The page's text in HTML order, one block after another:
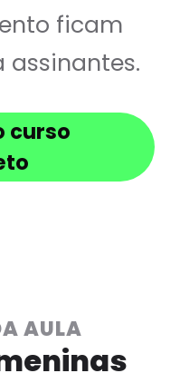
ficam
assinantes.
curso
AULA